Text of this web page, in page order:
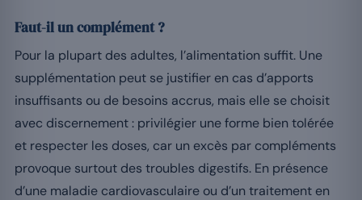
Faut-il un complément ?
Pour la plupart des adultes, l’alimentation suffit. Une
supplémentation peut se justifier en cas d’apports
insuffisants ou de besoins accrus, mais elle se choisit
avec discernement : privilégier une forme bien tolérée
et respecter les doses, car un excès par compléments
provoque surtout des troubles digestifs. En présence
d’une maladie cardiovasculaire ou d’un traitement en